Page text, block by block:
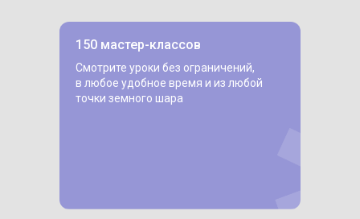
Смотрите уроки без ограничений,
в любое удобное время и из любой
точки земного шара
150 мастер-классов